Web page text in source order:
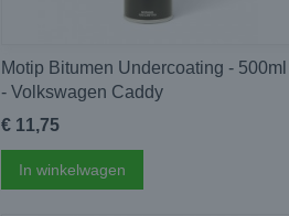
Motip Bitumen Undercoating - 500ml
- Volkswagen Caddy
€ 11,75
In winkelwagen